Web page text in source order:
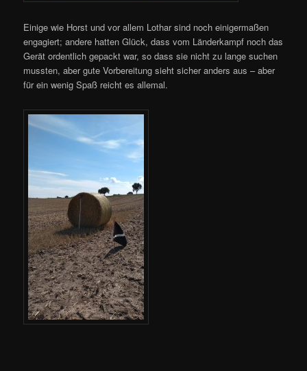
Einige wie Horst und vor allem Lothar sind noch einigermaßen
engagiert; andere hatten Glück, dass vom Länderkampf noch das
Gerät ordentlich gepackt war, so dass sie nicht zu lange suchen
mussten, aber gute Vorbereitung sieht sicher anders aus – aber
für ein wenig Spaß reicht es allemal.